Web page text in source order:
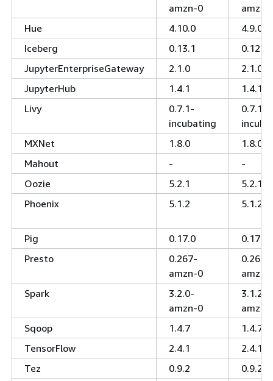
amzn-0
amzn-
Hue
4.10.0
4.9.0
Iceberg
0.13.1
0.12.0
JupyterEnterpriseGateway
2.1.0
2.1.0
JupyterHub
1.4.1
1.4.1
Livy
0.7.1-
incubating
0.7.1-
MXNet
1.8.0
1.8.0
Mahout
-
-
Oozie
5.2.1
5.2.1
Phoenix
5.1.2 5.1.2
Pig 0.17.0
0.17.0
Presto
0.267-
amzn-0
0.261-
amzn-
Spark
3.2.0-
amzn-0
3.1.2-
amzn-
Sqoop
1.4.7
1.4.7
TensorFlow
2.4.1
2.4.1
Tez
0.9.2
0.9.2